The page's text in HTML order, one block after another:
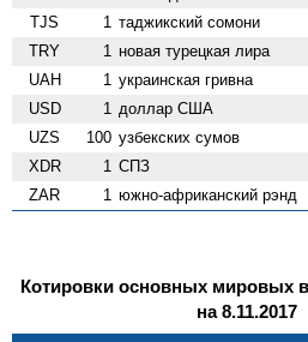
TJS 1 таджикский сомони
TRY 1 новая турецкая лира
UAH 1 украинская гривна
USD 1 доллар США
UZS 100 узбекских сумов
XDR 1 СПЗ
ZAR 1 южно-африканский рэнд
Котировки основных мировых
на 8.11.2017